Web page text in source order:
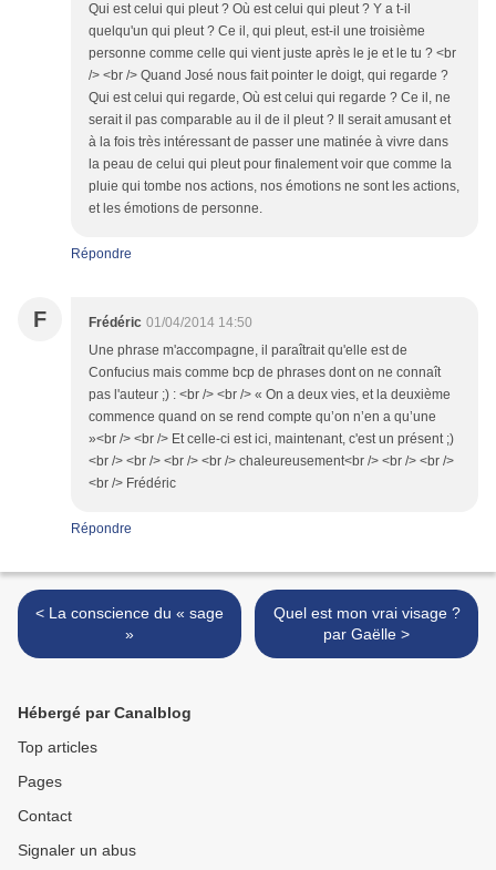
Qui est celui qui pleut ? Où est celui qui pleut ? Y a t-il
quelqu'un qui pleut ? Ce il, qui pleut, est-il une troisième
personne comme celle qui vient juste après le je et le tu ? <br
/> <br /> Quand José nous fait pointer le doigt, qui regarde ?
Qui est celui qui regarde, Où est celui qui regarde ? Ce il, ne
serait il pas comparable au il de il pleut ? Il serait amusant et
à la fois très intéressant de passer une matinée à vivre dans
la peau de celui qui pleut pour finalement voir que comme la
pluie qui tombe nos actions, nos émotions ne sont les actions,
et les émotions de personne.
Répondre
F Frédéric 01/04/2014 14:50
Une phrase m'accompagne, il paraîtrait qu'elle est de
Confucius mais comme bcp de phrases dont on ne connaît
pas l'auteur ;) : <br /> <br /> « On a deux vies, et la deuxième
commence quand on se rend compte qu’on n’en a qu’une
»<br /> <br /> Et celle-ci est ici, maintenant, c'est un présent ;)
<br /> <br /> <br /> <br /> chaleureusement<br /> <br /> <br />
<br /> Frédéric
Répondre
< La conscience du « sage
»
Quel est mon vrai visage ?
par Gaëlle >
Hébergé par Canalblog
Top articles
Pages
Contact
Signaler un abus